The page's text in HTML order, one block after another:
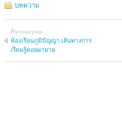
บทความ
Previous post
ห้องเรียนภูมิปัญญา เส้นทางการ
เรียนรู้ดอยผายาย